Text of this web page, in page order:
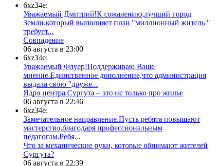
6xz34e:
Уважаемый Дмитрий!К сожалению,лучший город
Земли.который выполняет план "миллионный житель "
требует...
​Совпадение
06 августа в 23:00
6xz34e:
Уважаемый Флуер!Поддерживаю Ваше
мнение.Единственное дополнение,что администрация
выдала свою "друже...
​Ядро центра Сургута ‒ это не только про жилье
06 августа в 22:46
6xz34e:
Замечательное направление.Пусть ребята повышают
мастерство,благодаря профессиональным
педагогам.Ребя...
​Что за механические руки, которые обнимают жителей
Сургута?
06 августа в 22:39